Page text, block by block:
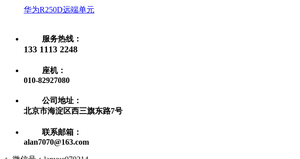
华为R250D远端单元
服务热线：
133 1113 2248
座机：
010-82927080
公司地址：
北京市海淀区西三旗东路7号
联系邮箱：
alan7070@163.com